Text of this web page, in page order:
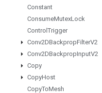
Constant
ConsumeMutexLock
Control Trigger
Conv2DBackpropFilterV2
Conv2DBackpropInputV2
Copy
CopyHost
CopyToMesh